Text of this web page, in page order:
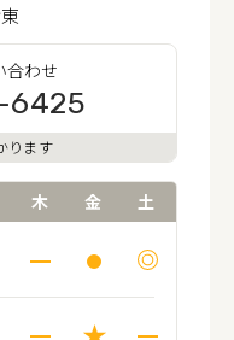
合わせ
6425
ります
木 金 土